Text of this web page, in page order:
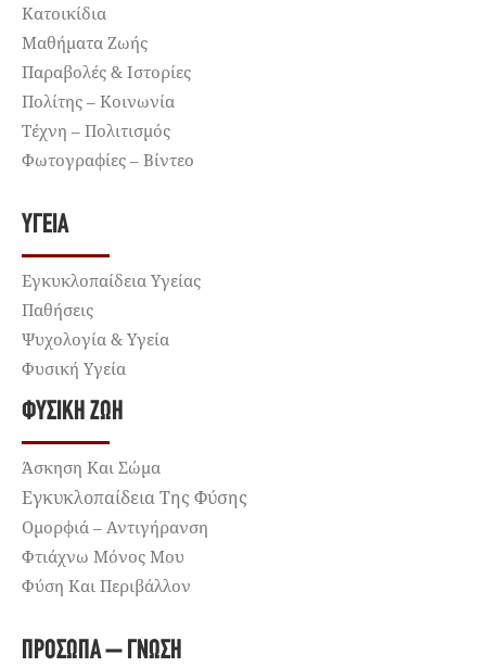
Κατοικίδια
Μαθήματα Ζωής
Παραβολές & Ιστορίες
Πολίτης – Κοινωνία
Τέχνη – Πολιτισμός
Φωτογραφίες – Βίντεο
ΥΓΕΊΑ
Εγκυκλοπαίδεια Υγείας
Παθήσεις
Ψυχολογία & Υγεία
Φυσική Υγεία
ΦΥΣΙΚΉ ΖΩΉ
Άσκηση Και Σώμα
Εγκυκλοπαίδεια Της Φύσης
Ομορφιά – Αντιγήρανση
Φτιάχνω Μόνος Μου
Φύση Και Περιβάλλον
ΠΡΌΣΩΠΑ – ΓΝΏΣΗ